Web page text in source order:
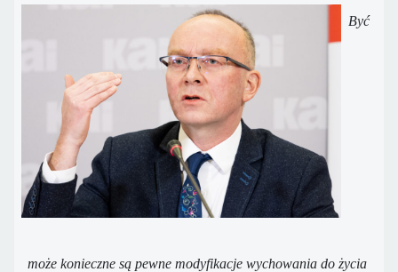
Być
może konieczne są pewne modyfikacje wychowania do życia